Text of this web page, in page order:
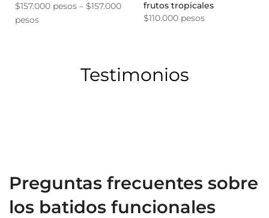
$157.000 pesos – $157.000
pesos
frutos tropicales
$110.000 pesos
Testimonios
Preguntas frecuentes sobre
los batidos funcionales